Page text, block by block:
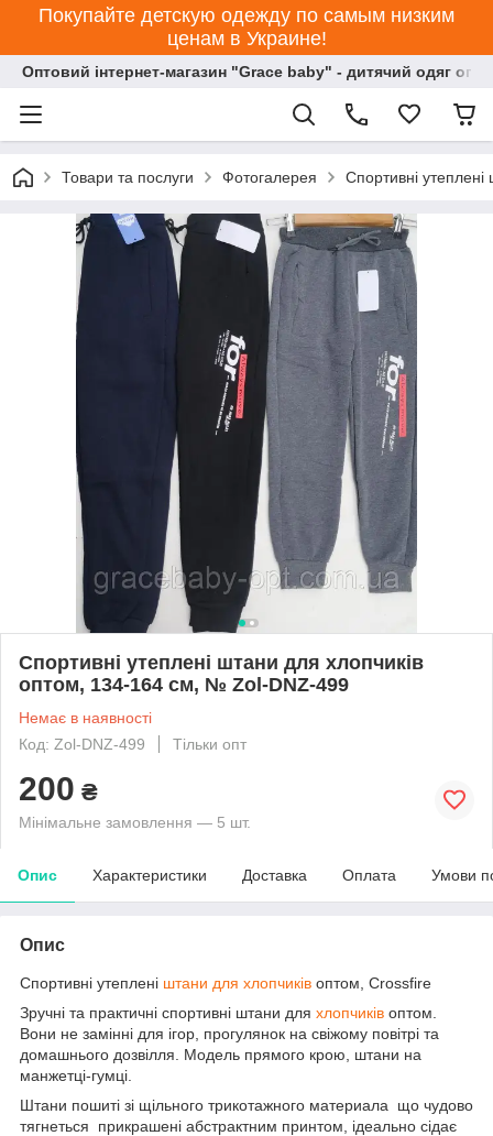
Покупайте детскую одежду по самым низким
ценам в Украине!
Оптовий інтернет-магазин "Grace baby" - дитячий одяг
Товари та послуги Фотогалерея Спортивні
Спортивні утеплені штани для хлопчиків
оптом, 134-164 см, № Zol-DNZ-499
Немає в наявності
Код: Zol-DNZ-499
Тільки опт
200 ₴
Мінімальне замовлення — 5 шт.
Опис Характеристики Доставка Оплата Умови
Опис
Спортивні утеплені штани для хлопчиків оптом, Crossfire
Зручні та практичні спортивні штани для хлопчиків оптом.
Вони не замінні для ігор, прогулянок на свіжому повітрі та
домашнього дозвілля. Модель прямого крою, штани на
манжетці-гумці.
Штани пошиті зі щільного трикотажного материала що чудово
тягнеться прикрашені абстрактним принтом, ідеально сідає